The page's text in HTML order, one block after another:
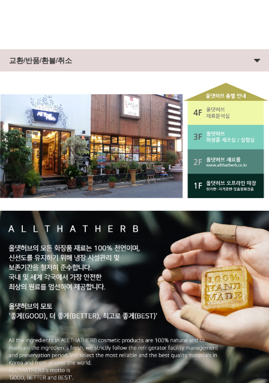
교환/반품/환불/취소